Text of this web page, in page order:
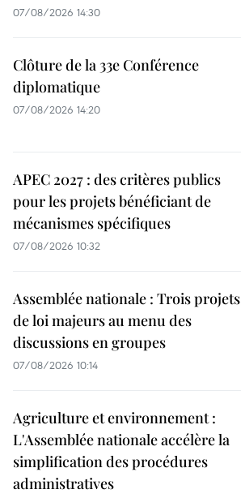
07/08/2026 14:30
Clôture de la 33e Conférence
diplomatique
07/08/2026 14:20
APEC 2027 : des critères publics
pour les projets bénéficiant de
mécanismes spécifiques
07/08/2026 10:32
Assemblée nationale : Trois projets
de loi majeurs au menu des
discussions en groupes
07/08/2026 10:14
Agriculture et environnement :
L'Assemblée nationale accélère la
simplification des procédures
administratives